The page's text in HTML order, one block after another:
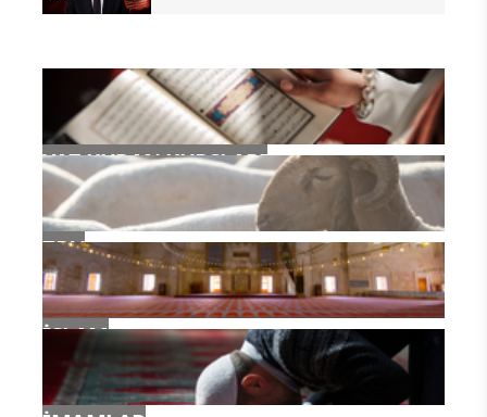
YAZ KURAN KURSLARI
TDV
İSLAM